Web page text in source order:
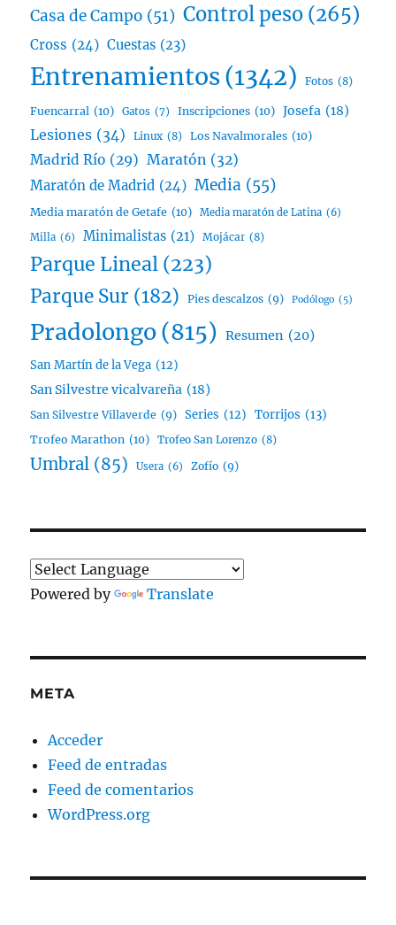
Casa de Campo (51) Control peso (265)
Cross (24) Cuestas (23)
Entrenamientos(1342) Fotos (8)
Fuencarral (10) Gatos (7) Inscripciones (10) Josefa (18)
Lesiones (34) Linux (8) Los Navalmorales (10)
Madrid Río (29) Maratón (32)
Maratón de Madrid (24) Media (55)
Media maratón de Getafe (10) Media maratón de Latina (6)
Milla (6) Minimalistas (21) Mojácar (8)
Parque Lineal (223)
Parque Sur (182) Pies descalzos (9) Podólogo (5)
Pradolongo(815) Resumen (20)
San Martín de la Vega (12)
San Silvestre vicalvareña (18)
San Silvestre Villaverde (9) Series (12) Torrijos (13)
Trofeo Marathon (10) Trofeo San Lorenzo (8)
Umbral (85) Usera (6) Zofío (9)
Powered by Translate
META
Acceder
Feed de entradas
Feed de comentarios
WordPress.org